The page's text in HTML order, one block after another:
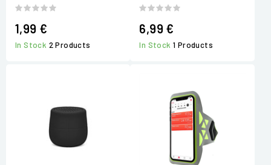
1,99 €
In Stock 2 Products
6,99 €
In Stock1 Products